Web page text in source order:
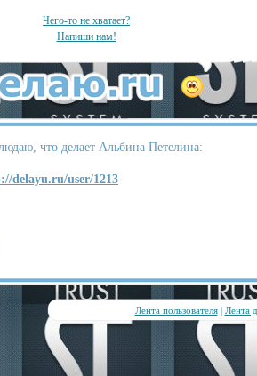
Чего-то не хватает?
Напиши нам!
что делает Альбина Петелина:
delayu.ru/user/1213
Лента пользователя| Лента